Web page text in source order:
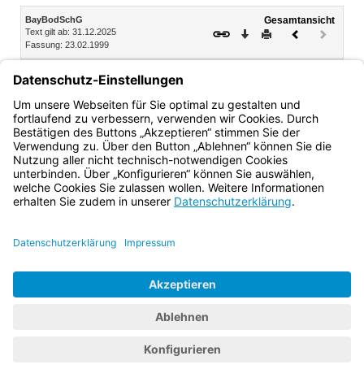
Inhalt
BayBodSchG
Text gilt ab: 31.12.2025
Fassung: 23.02.1999
Gesamtansicht
Download
DruckenVorheriges
(inaktiv)
München, den 23. Februar 1999
Der Bayerische Ministerpräsident
Dr. Edmund Stoiber
Bayern.de
BayernPortal
Impressum